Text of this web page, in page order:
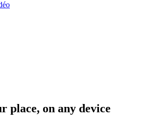
place, on any device